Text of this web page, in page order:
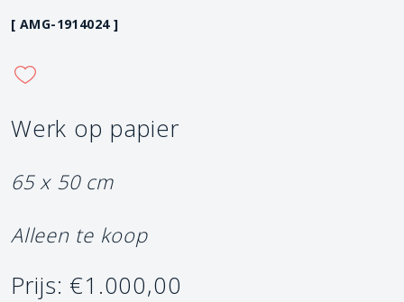
[ AMG-1914024 ]
Werk op papier
65 x 50 cm
Alleen te koop
Prijs: €1.000,00